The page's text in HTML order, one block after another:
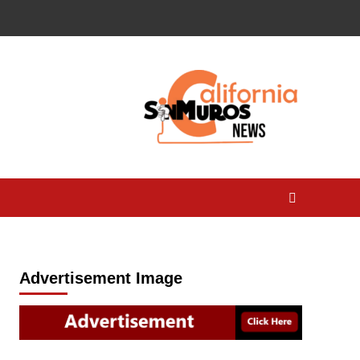
Advertisement Image